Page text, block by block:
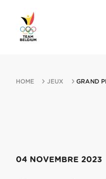
HOME JEUX
04 NOVEMBRE 2023